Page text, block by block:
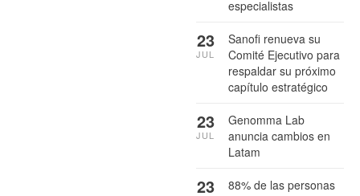
especialistas
Sanofi renueva su
Comité Ejecutivo para
respaldar su próximo
capítulo estratégico
23
JUL
Genomma Lab
anuncia cambios en
Latam
23
JUL
88% de las personas
23